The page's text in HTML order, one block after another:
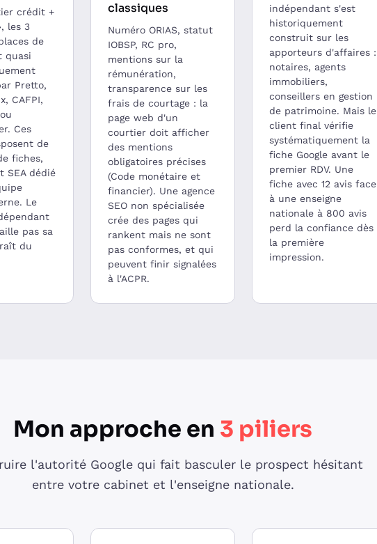
crédit +
les 3
de
quasi
Pretto,
CAFPI,
Ces
de
fiches,
SEA dédié
Le
pas sa
du
classiques
Numéro ORIAS, statut
IOBSP, RC pro,
mentions sur la
rémunération,
transparence sur les
frais de courtage : la
page web d'un
courtier doit afficher
des mentions
obligatoires précises
(Code monétaire et
financier). Une agence
SEO non spécialisée
crée des pages qui
rankent mais ne sont
pas conformes, et qui
peuvent finir signalées
à l'ACPR.
indépendant s'est
historiquement
construit sur les
apporteurs d'affaires :
notaires, agents
immobiliers,
conseillers en gestion
de patrimoine. Mais le
client final vérifie
systématiquement la
fiche Google avant le
premier RDV. Une
fiche avec 12 avis face
à une enseigne
nationale à 800 avis
perd la confiance dès
la première
impression.
Mon approche en 3 piliers
l'autorité Google qui fait basculer le prospect hésitant
entre votre cabinet et l'enseigne nationale.